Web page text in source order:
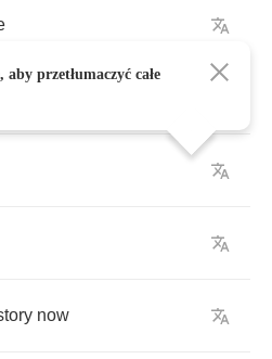
now
przetłumaczyć całe